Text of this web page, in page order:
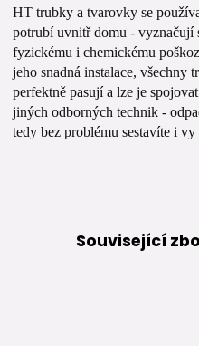
HT trubky a tvarovky se
potrubí uvnitř domu - vyznačují
fyzickému i chemickému
jeho snadná instalace, všechny
perfektně pasují a lze je
jiných odborných technik -
tedy bez problému sestavíte i vy
Související